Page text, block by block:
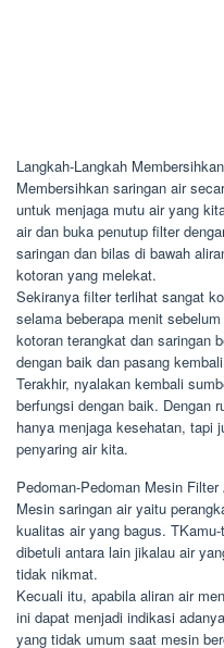
Langkah-Langkah
Membersihkan saringan air
untuk menjaga mutu air yang
air dan buka penutup filter
saringan dan bilas di bawah
kotoran yang melekat.
Sekiranya filter terlihat sangat
selama beberapa menit
kotoran terangkat dan saringan
dengan baik dan pasang
Terakhir, nyalakan kembali
berfungsi dengan baik. Dengan
hanya menjaga kesehatan, tapi
penyaring air kita.
Pedoman-Pedoman Mesin
Mesin saringan air yaitu
kualitas air yang bagus.
dibetuli antara lain jikalau air
tidak nikmat.
Kecuali itu, apabila aliran air
ini dapat menjadi indikasi
yang tidak umum saat mesin